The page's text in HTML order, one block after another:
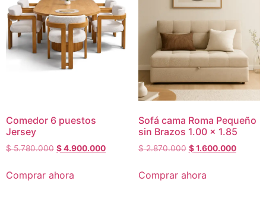
Comedor 6 puestos
Jersey
$5.780.000 $4.900.000
Comprar ahora
Sofá cama Roma Pequeño
sin Brazos 1.00 x 1.85
$2.870.000 $1.600.000
Comprar ahora